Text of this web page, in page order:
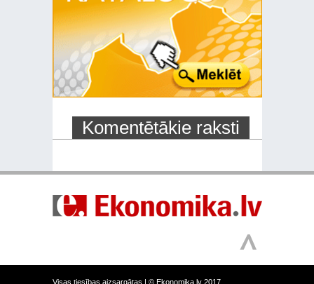
Komentētākie raksti
Visas tiesības aizsargātas | © Ekonomika.lv 2017